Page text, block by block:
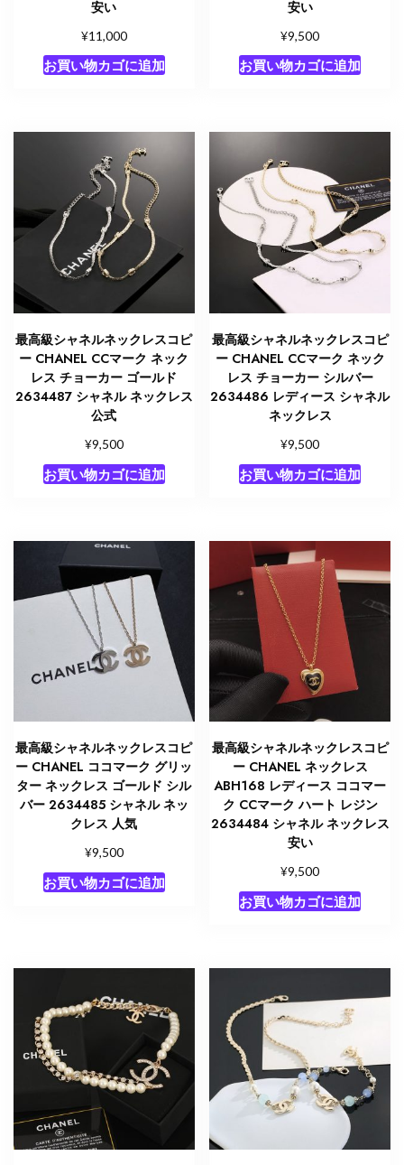
安い
¥11,000
お買い物カゴに追加
安い
¥9,500
お買い物カゴに追加
最高級シャネルネックレスコピ
ー CHANEL CCマーク ネック
レス チョーカー ゴールド
2634487 シャネル ネックレス
公式
¥9,500
お買い物カゴに追加
最高級シャネルネックレスコピ
ー CHANEL CCマーク ネック
レス チョーカー シルバー
2634486 レディース シャネル
ネックレス
¥9,500
お買い物カゴに追加
最高級シャネルネックレスコピ
ー CHANEL ココマーク グリッ
ター ネックレス ゴールド シル
バー 2634485 シャネル ネッ
クレス 人気
¥9,500
お買い物カゴに追加
最高級シャネルネックレスコピ
ー CHANEL ネックレス
ABH168 レディース ココマー
ク CCマーク ハート レジン
2634484 シャネル ネックレス
安い
¥9,500
お買い物カゴに追加